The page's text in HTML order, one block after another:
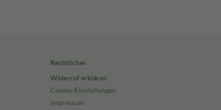
Rechtliches
Widerruf erklären
Cookie-Einstellungen
Impressum